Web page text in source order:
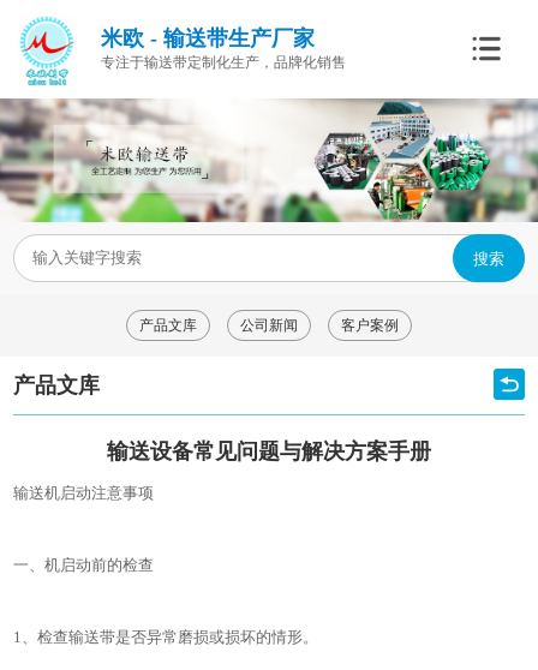
米欧 - 输送带生产厂家
专注于输送带定制化生产，品牌化销售
搜索
产品文库 公司新闻 客户案例
产品文库
输送设备常见问题与解决方案手册
输送机启动注意事项
一、机启动前的检查
1、检查输送带是否异常磨损或损坏的情形。